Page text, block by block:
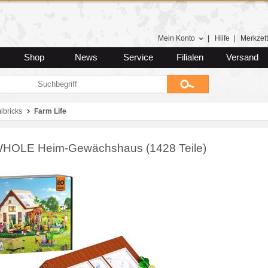
Mein Konto Hilfe
Shop News Service Filialen Versand
Farm Life
Heim-Gewächshaus (1428 Teile)